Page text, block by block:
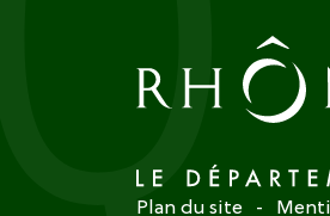
Plan du site